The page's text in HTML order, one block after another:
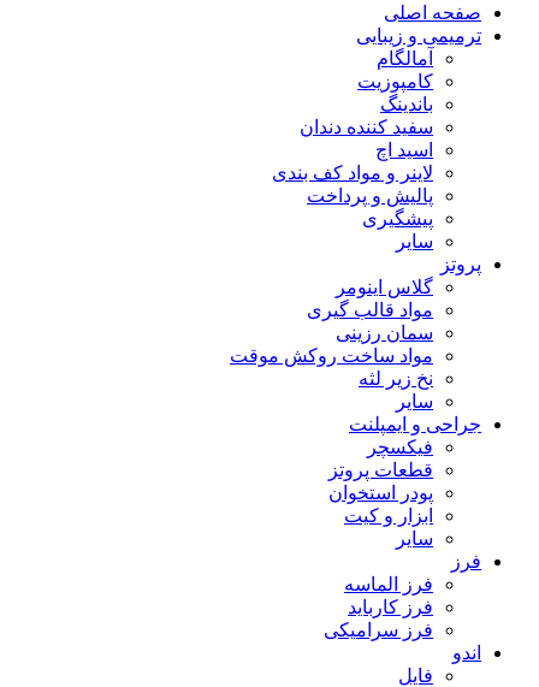
صفحه اصلی
ترمیمی و زیبایی
آمالگام
کامپوزیت
باندینگ
سفید کننده دندان
اسید اچ
لاینر و مواد کف بندی
پالیش و پرداخت
پیشگیری
سایر
پروتز
گلاس اینومر
مواد قالب گیری
سمان رزینی
مواد ساخت روکش موقت
نخ زیر لثه
سایر
جراحی و ایمپلنت
فیکسچر
قطعات پروتز
پودر استخوان
ابزار و کیت
سایر
فرز
فرز الماسه
فرز کارباید
فرز سرامیکی
اندو
فایل